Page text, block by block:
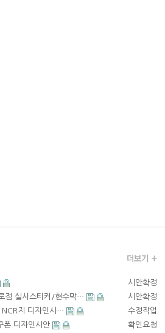
시안확정
점 실사스티커/현수막…
시안확정
NCR지 디자인시…
수정작업
폰 디자인시안
확인요청